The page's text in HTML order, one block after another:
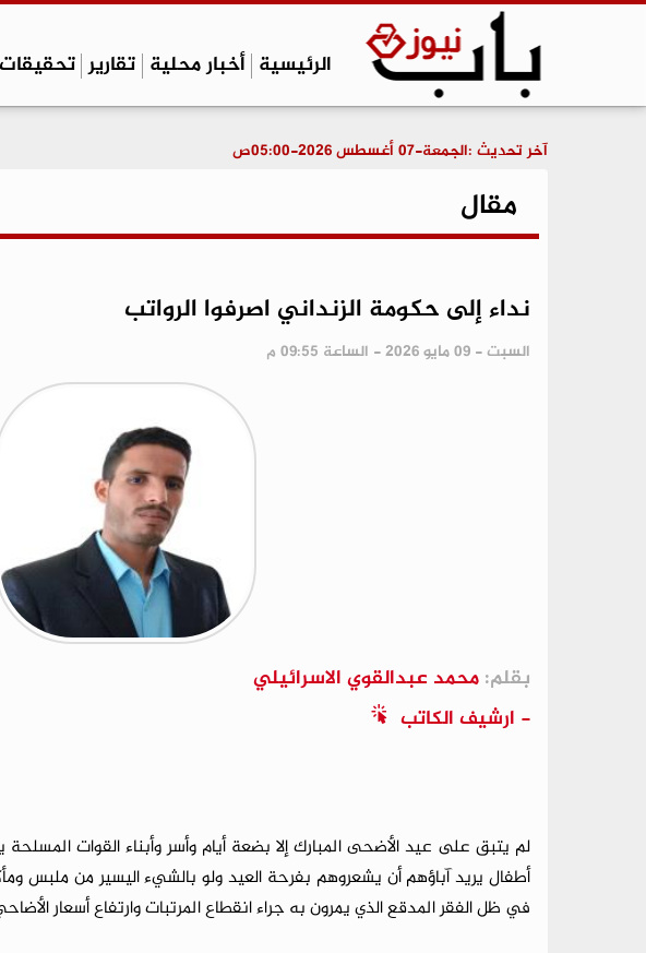
الرئيسية أخبار محلية تقارير تحقيقات
آخر تحديث :الجمعة-07 أغسطس 2026-05:00ص
مقال
نداء إلى حكومة الزنداني اصرفوا الرواتب
السبت - 09 مايو 2026 - الساعة 09:55 م
بقلم: محمد عبدالقوي الاسرائيلي
- ارشيف الكاتب
لم يتبق على عيد الأضحى المبارك إلا بضعة أيام وأسر وأبناء القوات
أطفال يريد آباؤهم أن يشعروهم بفرحة العيد ولو بالشيء اليسير من ملبس
في ظل الفقر المدقع الذي يمرون به جراء انقطاع المرتبات وارتفاع أسعار